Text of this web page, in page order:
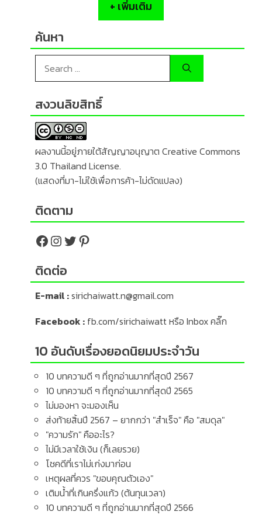
+ เพิ่มเติม
ค้นหา
for:
สงวนลิขสิทธิ์
ผลงานนี้อยู่ภายใต้สัญญาอนุญาต Creative Commons
3.0 Thailand License.
(แสดงที่มา-ไม่ใช้เพื่อการค้า-ไม่ดัดแปลง)
ติดตาม
Facebook
Instagram
TwitterPinterest
ติดต่อ
E-mail :sirichaiwatt.n@gmail.com
Facebook : fb.com/sirichaiwattหรือ Inbox คลิ๊ก
10 อันดับเรื่องยอดนิยมประจำวัน
10 บทความดี ๆ ที่ถูกอ่านมากที่สุดปี 2567
10 บทความดี ๆ ที่ถูกอ่านมากที่สุดปี 2565
ไม่มองหา จะมองเห็น
ส่งท้ายสิ้นปี 2567 – ยากกว่า "สำเร็จ" คือ "สมดุล"
"ความรัก" คืออะไร?
ไม่มีเวลาใช้เงิน (ก็เลยรวย)
โชคดีที่เราไม่เก่งมาก่อน
เหตุผลที่ควร "ขอบคุณตัวเอง"
เติมน้ำที่เกินครึ่งแก้ว (ต้นทุนเวลา)
10 บทความดี ๆ ที่ถูกอ่านมากที่สุดปี 2566